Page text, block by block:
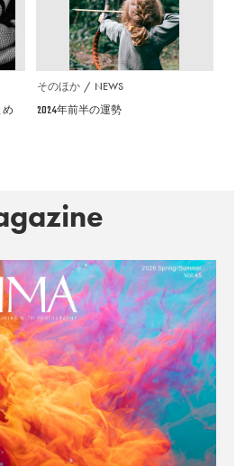
そのほか NEWS
2024年前半の運勢